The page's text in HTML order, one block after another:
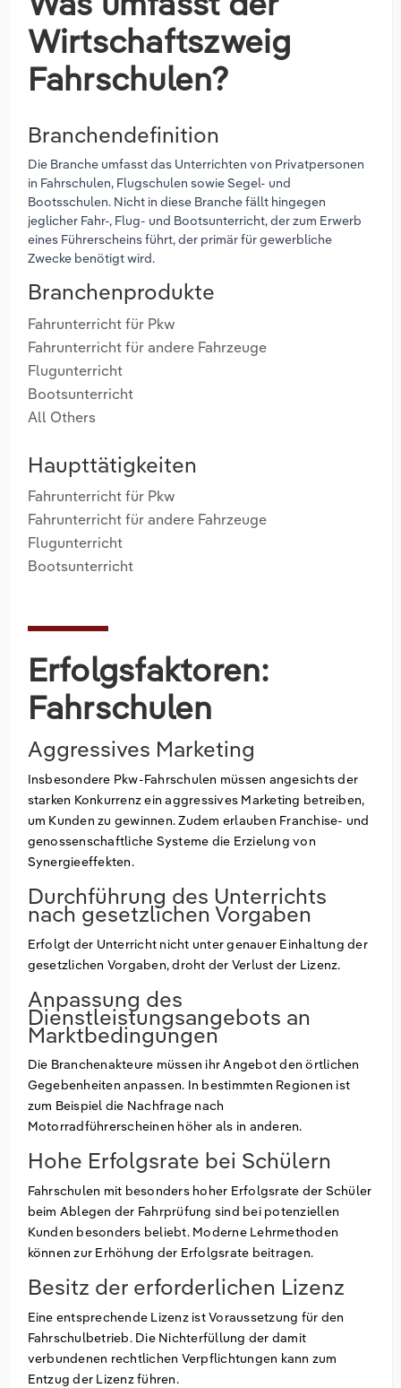
Wirtschaftszweig
Fahrschulen?
Branchendefinition
Die Branche umfasst das Unterrichten von Privatpersonen
in Fahrschulen, Flugschulen sowie Segel- und
Bootsschulen. Nicht in diese Branche fällt hingegen
jeglicher Fahr-, Flug- und Bootsunterricht, der zum Erwerb
eines Führerscheins führt, der primär für gewerbliche
Zwecke benötigt wird.
Branchenprodukte
Fahrunterricht für Pkw
Fahrunterricht für andere Fahrzeuge
Flugunterricht
Bootsunterricht
All Others
Haupttätigkeiten
Fahrunterricht für Pkw
Fahrunterricht für andere Fahrzeuge
Flugunterricht
Bootsunterricht
Erfolgsfaktoren:
Fahrschulen
Aggressives Marketing
Insbesondere Pkw-Fahrschulen müssen angesichts der
starken Konkurrenz ein aggressives Marketing betreiben,
um Kunden zu gewinnen. Zudem erlauben Franchise- und
genossenschaftliche Systeme die Erzielung von
Synergieeffekten.
Durchführung des Unterrichts
nach gesetzlichen Vorgaben
Erfolgt der Unterricht nicht unter genauer Einhaltung der
gesetzlichen Vorgaben, droht der Verlust der Lizenz.
Anpassung des
Dienstleistungsangebots an
Marktbedingungen
Die Branchenakteure müssen ihr Angebot den örtlichen
Gegebenheiten anpassen. In bestimmten Regionen ist
zum Beispiel die Nachfrage nach
Motorradführerscheinen höher als in anderen.
Hohe Erfolgsrate bei Schülern
Fahrschulen mit besonders hoher Erfolgsrate der Schüler
beim Ablegen der Fahrprüfung sind bei potenziellen
Kunden besonders beliebt. Moderne Lehrmethoden
können zur Erhöhung der Erfolgsrate beitragen.
Besitz der erforderlichen Lizenz
Eine entsprechende Lizenz ist Voraussetzung für den
Fahrschulbetrieb. Die Nichterfüllung der damit
verbundenen rechtlichen Verpflichtungen kann zum
Entzug der Lizenz führen.